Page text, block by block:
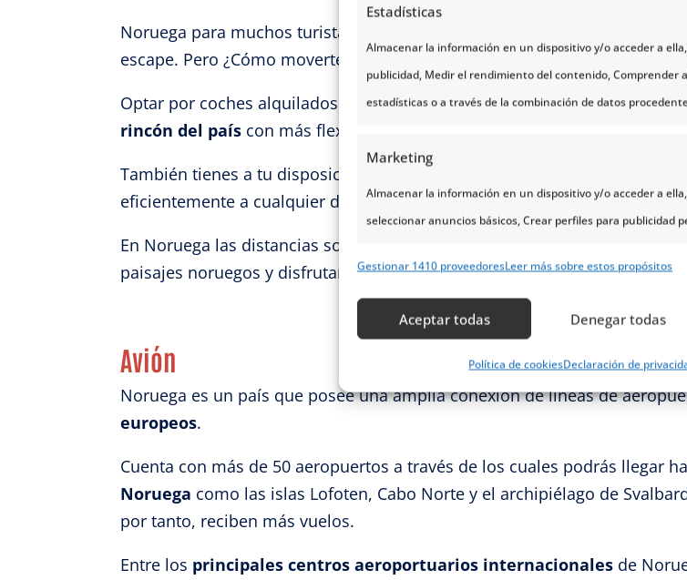
Estadísticas
Almacenar la información en un dispositivo y/o acceder a
publicidad, Medir el rendimiento del contenido, Comprender
estadísticas o a través de la combinación de datos
Marketing
Almacenar la información en un dispositivo y/o acceder a
seleccionar anuncios básicos, Crear perfiles para publicidad
Uso de perfiles para la selección de contenido personalizado,
servicios, Uso de datos limitados con el objetivo de
Cotejo y combinación de datos procedentes de otras fuentes
Garantizar la seguridad, evitar y detectar
comunicar las preferencias de privacidad.
Gestionar 1410 proveedoresLeer más sobre estos propósitos
Aceptar todas Denegar todas
Política de cookiesDeclaración de
Noruega para muchos turistas, amantes de la naturaleza, historiadores
escape. Pero ¿Cómo moverte por Noruega y aprovechar al máximo
Optar por coches alquilados puede ser una excelente opción para
rincón del país con más flexibilidad de horarios y disfrutar a tu gusto de
También tienes a tu disposición viajes en tren, aviones, barcos,
eficientemente a cualquier destino.
En Noruega las distancias son largas, por eso es importante que
paisajes noruegos y disfrutar tu estancia.
Avión
Noruega es un país que posee una amplia conexión de líneas de
europeos.
Cuenta con más de 50 aeropuertos a través de los cuales podrás llegar
Noruega como las islas Lofoten, Cabo Norte y el archipiélago de
por tanto, reciben más vuelos.
Entre los principales centros aeroportuarios internacionales de